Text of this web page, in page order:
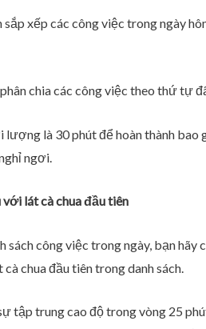
sắp xếp các công việc trong ngày
chia các công việc theo thứ tự
là 30 phút để hoàn thành bao
ngơi.
lát cà chua đầu tiên
sách công việc trong ngày, bạn
chua đầu tiên trong danh sách.
tập trung cao độ trong vòng 25